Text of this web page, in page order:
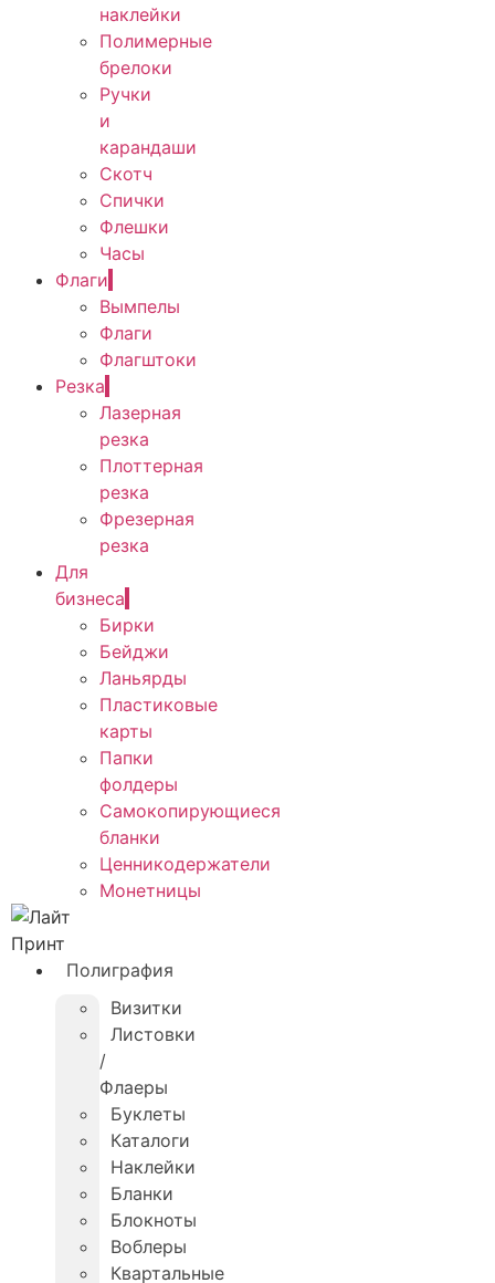
наклейки
Полимерные
брелоки
Ручки
и
карандаши
Скотч
Спички
Флешки
Часы
Флаги
Вымпелы
Флаги
Флагштоки
Резка
Лазерная
резка
Плоттерная
резка
Фрезерная
резка
Для
бизнеса
Бирки
Бейджи
Ланьярды
Пластиковые
карты
Папки
фолдеры
Самокопирующиеся
бланки
Ценникодержатели
Монетницы
Полиграфия
Визитки
Листовки
/
Флаеры
Буклеты
Каталоги
Наклейки
Бланки
Блокноты
Воблеры
Квартальные